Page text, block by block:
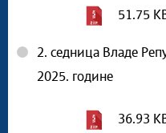
51.75
2. седница Владе
2025. године
36.93